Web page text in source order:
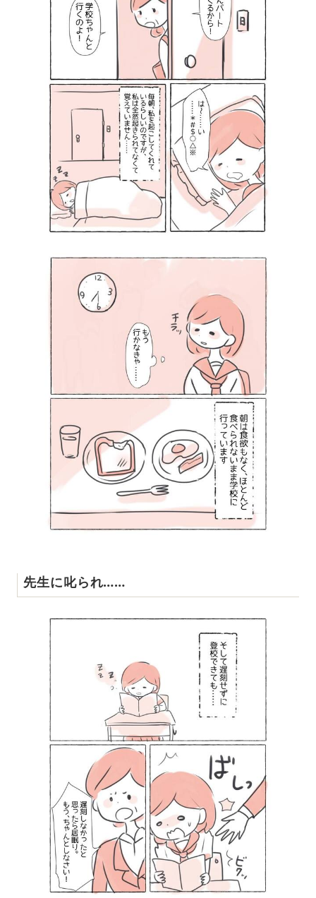
先生に叱られ……